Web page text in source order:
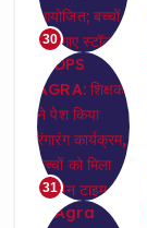
30
31